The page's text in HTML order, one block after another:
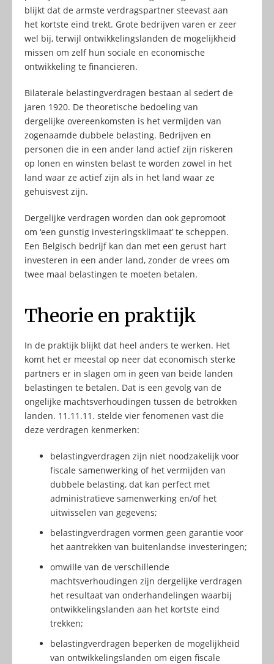
blijkt dat de armste verdragspartner steevast aan
het kortste eind trekt. Grote bedrijven varen er zeer
wel bij, terwijl ontwikkelingslanden de mogelijkheid
missen om zelf hun sociale en economische
ontwikkeling te financieren.
Bilaterale belastingverdragen bestaan al sedert de
jaren 1920. De theoretische bedoeling van
dergelijke overeenkomsten is het vermijden van
zogenaamde dubbele belasting. Bedrijven en
personen die in een ander land actief zijn riskeren
op lonen en winsten belast te worden zowel in het
land waar ze actief zijn als in het land waar ze
gehuisvest zijn.
Dergelijke verdragen worden dan ook gepromoot
om ‘een gunstig investeringsklimaat’ te scheppen.
Een Belgisch bedrijf kan dan met een gerust hart
investeren in een ander land, zonder de vrees om
twee maal belastingen te moeten betalen.
Theorie en praktijk
In de praktijk blijkt dat heel anders te werken. Het
komt het er meestal op neer dat economisch sterke
partners er in slagen om in geen van beide landen
belastingen te betalen. Dat is een gevolg van de
ongelijke machtsverhoudingen tussen de betrokken
landen. 11.11.11. stelde vier fenomenen vast die
deze verdragen kenmerken:
belastingverdragen zijn niet noodzakelijk voor
fiscale samenwerking of het vermijden van
dubbele belasting, dat kan perfect met
administratieve samenwerking en/of het
uitwisselen van gegevens;
belastingverdragen vormen geen garantie voor
het aantrekken van buitenlandse investeringen;
omwille van de verschillende
machtsverhoudingen zijn dergelijke verdragen
het resultaat van onderhandelingen waarbij
ontwikkelingslanden aan het kortste eind
trekken;
belastingverdragen beperken de mogelijkheid
van ontwikkelingslanden om eigen fiscale